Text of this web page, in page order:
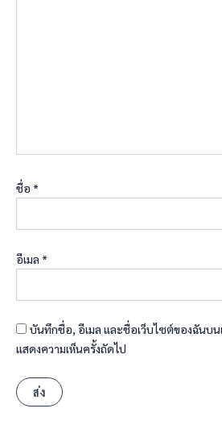
ชื่อ *
อีเมล *
บันทึกชื่อ, อีเมล และชื่อเว็บไซต์ของฉันบน
แสดงความเห็นครั้งถัดไป